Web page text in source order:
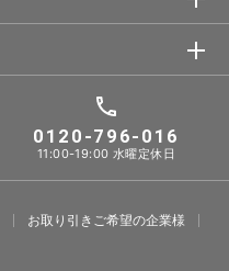
0120-796-016
11:00-19:00 水曜定休日
お取り引きご希望の企業様